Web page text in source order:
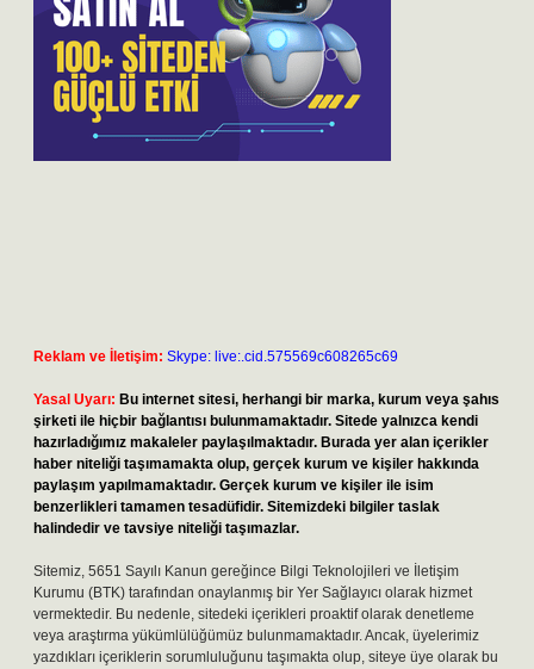
Reklam ve İletişim: Skype: live:.cid.575569c608265c69
Yasal Uyarı: Bu internet sitesi, herhangi bir marka, kurum veya şahıs
şirketi ile hiçbir bağlantısı bulunmamaktadır. Sitede yalnızca kendi
hazırladığımız makaleler paylaşılmaktadır. Burada yer alan içerikler
haber niteliği taşımamakta olup, gerçek kurum ve kişiler hakkında
paylaşım yapılmamaktadır. Gerçek kurum ve kişiler ile isim
benzerlikleri tamamen tesadüfidir. Sitemizdeki bilgiler taslak
halindedir ve tavsiye niteliği taşımazlar.
Sitemiz, 5651 Sayılı Kanun gereğince Bilgi Teknolojileri ve İletişim
Kurumu (BTK) tarafından onaylanmış bir Yer Sağlayıcı olarak hizmet
vermektedir. Bu nedenle, sitedeki içerikleri proaktif olarak denetleme
veya araştırma yükümlülüğümüz bulunmamaktadır. Ancak, üyelerimiz
yazdıkları içeriklerin sorumluluğunu taşımakta olup, siteye üye olarak bu